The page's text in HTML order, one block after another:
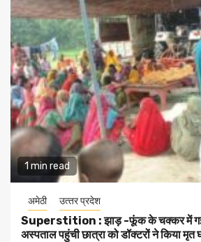
1 min read
अमेठी उत्‍तर प्रदेश
Superstition : झाड़ -फूंक के चक्कर में गई
अस्पताल पहुंची छात्रा को डॉक्टरों ने किया मृत